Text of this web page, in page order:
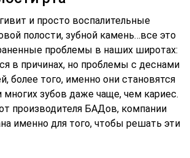
и просто воспалительные
полости, зубной камень…все это
проблемы в наших широтах:
в причинах, но проблемы с деснами
более того, именно они становятся
многих зубов даже чаще, чем кариес.
производителя БАДов, компании
именно для того, чтобы решать эти